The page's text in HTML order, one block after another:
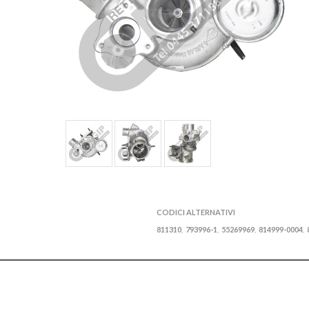
CODICI ALTERNATIVI
811310 793996-1 55269969 814999-0004